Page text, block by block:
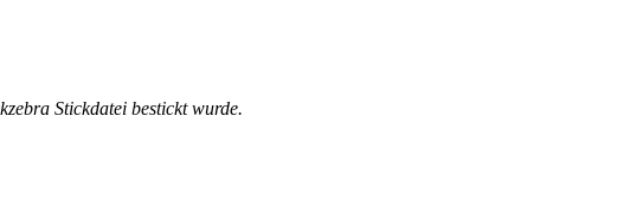
Stickdatei bestickt wurde.